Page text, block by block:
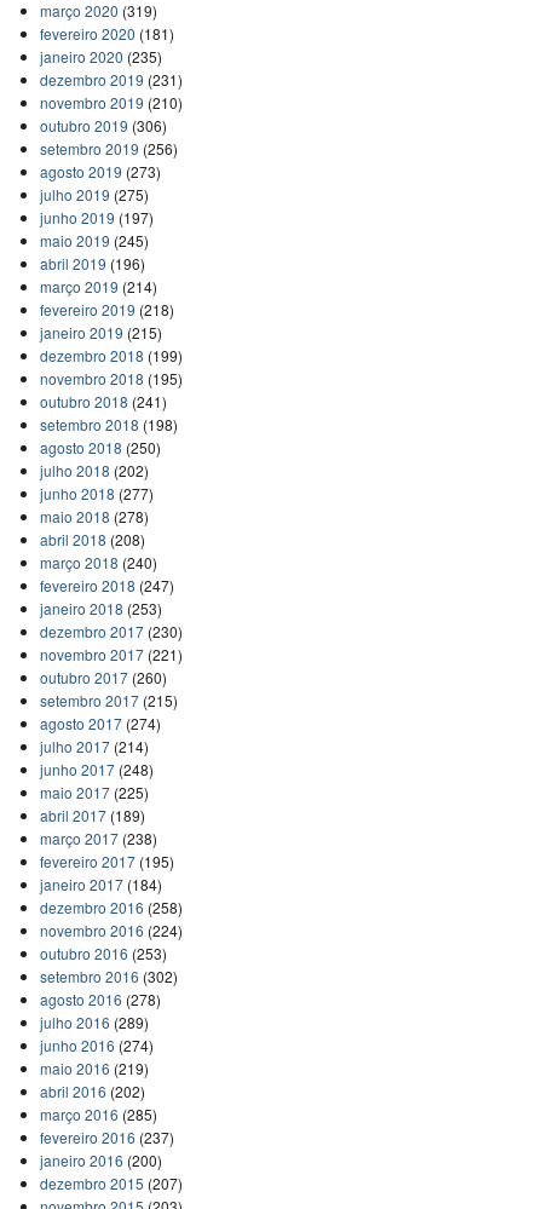
março 2020 (319)
fevereiro 2020 (181)
janeiro 2020 (235)
dezembro 2019 (231)
novembro 2019 (210)
outubro 2019 (306)
setembro 2019 (256)
agosto 2019 (273)
julho 2019 (275)
junho 2019 (197)
maio 2019 (245)
abril 2019 (196)
março 2019 (214)
fevereiro 2019 (218)
janeiro 2019 (215)
dezembro 2018 (199)
novembro 2018 (195)
outubro 2018 (241)
setembro 2018 (198)
agosto 2018 (250)
julho 2018 (202)
junho 2018 (277)
maio 2018 (278)
abril 2018 (208)
março 2018 (240)
fevereiro 2018 (247)
janeiro 2018 (253)
dezembro 2017(230)
novembro 2017(221)
outubro 2017(260)
setembro 2017(215)
agosto 2017(274)
julho 2017(214)
junho 2017(248)
maio 2017(225)
abril 2017(189)
março 2017(238)
fevereiro 2017(195)
janeiro 2017(184)
dezembro 2016 (258)
novembro 2016 (224)
outubro 2016 (253)
setembro 2016 (302)
agosto 2016 (278)
julho 2016 (289)
junho 2016 (274)
maio 2016 (219)
abril 2016 (202)
março 2016 (285)
fevereiro 2016 (237)
janeiro 2016 (200)
dezembro 2015 (207)